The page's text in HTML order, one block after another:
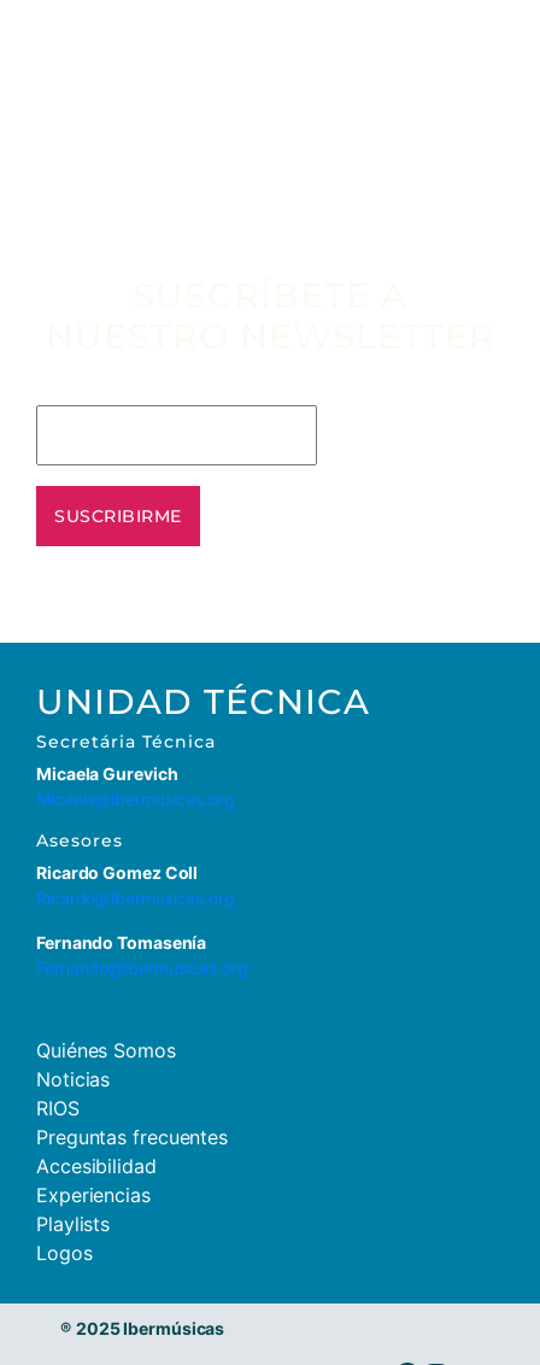
UNIDAD TÉCNICA
Secretária Técnica
Micaela Gurevich
Micaela@ibermusicas.org
Asesores
Ricardo Gomez Coll
Ricardo@ibermusicas.org
Fernando Tomasenía
Fernando@ibermusicas.org
Quiénes Somos
Noticias
RIOS
Preguntas frecuentes
Accesibilidad
Experiencias
Playlists
Logos
® 2025 Ibermúsicas